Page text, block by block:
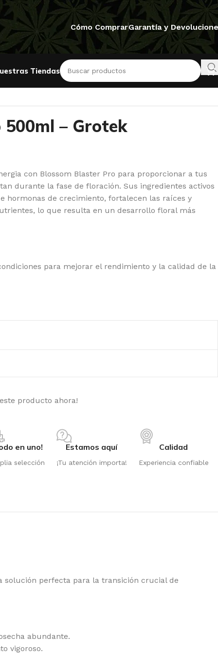
Cómo ComprarGarantía y
SEEDS
Tiendas
500ml – Grotek
con Blossom Blaster Pro para proporcionar a tus
durante la fase de floración. Sus ingredientes activos
hormonas de crecimiento, fortalecen las raíces y
lo que resulta en un desarrollo floral más
para mejorar el rendimiento y la calidad de la
producto ahora!
en uno!
selección
Estamos aquí
¡Tu atención importa!
Calidad
Experiencia confiable
solución perfecta para la transición crucial de
abundante.
vigoroso.